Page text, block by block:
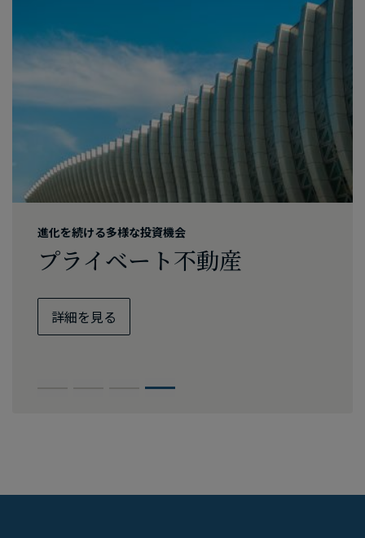
クレジット再考
インカムの​​確保、​​
詳細を​見る
プライベート・エクイティ
第4次産業革命を​​捉える​​
詳細を​見る
世界は​​​変化している
インフラ投資を​​​​検討すべき​
詳細を​見る
進化を​​続ける​​多様な​​投資機会
プライベート不動産
詳細を​見る